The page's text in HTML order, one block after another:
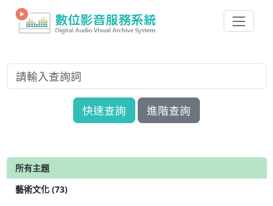
快速查詢 進階查詢
所有主題
藝術文化 (73)